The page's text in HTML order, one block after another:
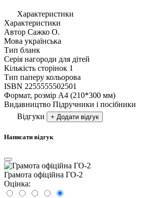
Характеристики
Характеристики
Автор Сажко О.
Мова українська
Тип бланк
Серія нагороди для дітей
Кількість сторінок 1
Тип паперу кольорова
ISBN 2255555502501
Формат, розмір А4 (210*300 мм)
Видавництво Підручники і посібники
Відгуки
+ Додати відгук
Написати відгук
Грамота офіційна ГО-2
Оцінка: